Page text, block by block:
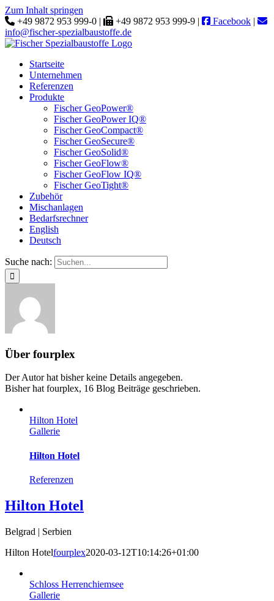
Zum Inhalt springen
+49 9872 953 999-0 |
+49 9872 953 999-9 | Facebook |
info@fischer-spezialbaustoffe.de
Startseite
Unternehmen
Referenzen
Produkte
Fischer GeoPower®
Fischer GeoPower IQ®
Fischer GeoCompact®
Fischer GeoSecure®
Fischer GeoSolid®
Fischer GeoFlow®
Fischer GeoFlow IQ®
Fischer GeoTight®
Zubehör
Mischanlagen
Bedarfsrechner
English
Deutsch
Suche nach:
Über fourplex
Der Autor hat bisher keine Details angegeben.
Bisher hat fourplex, 16 Blog Beiträge geschrieben.
Hilton Hotel
Gallerie
Hilton Hotel
Referenzen
Hilton Hotel
Belgrad | Serbien
Hilton Hotelfourplex2020-03-12T10:14:26+01:00
Schloss Herrenchiemsee
Gallerie